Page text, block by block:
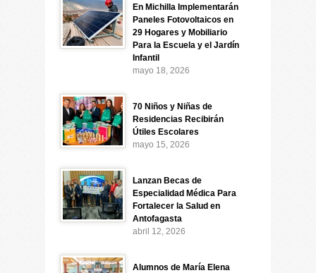
En Michilla Implementarán
Paneles Fotovoltaicos en
29 Hogares y Mobiliario
Para la Escuela y el Jardín
Infantil
mayo 18, 2026
70 Niños y Niñas de
Residencias Recibirán
Útiles Escolares
mayo 15, 2026
Lanzan Becas de
Especialidad Médica Para
Fortalecer la Salud en
Antofagasta
abril 12, 2026
Alumnos de María Elena